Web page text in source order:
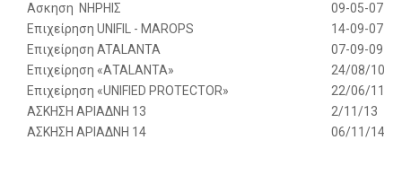
Aσκηση ΝΗΡΗΙΣ
09-05-07
Επιχείρηση UNIFIL - MAROPS
14-09-07
Επιχείρηση ATALANTA
07-09-09
Επιχείρηση «ΑΤΑLΑΝΤΑ»
24/08/10
Eπιχείρηση «UNIFIED PROTECTOR»
22/06/11
ΑΣΚΗΣΗ ΑΡΙΑΔΝΗ 13
2/11/13
ΑΣΚΗΣΗ ΑΡΙΑΔΝΗ 14
06/11/14